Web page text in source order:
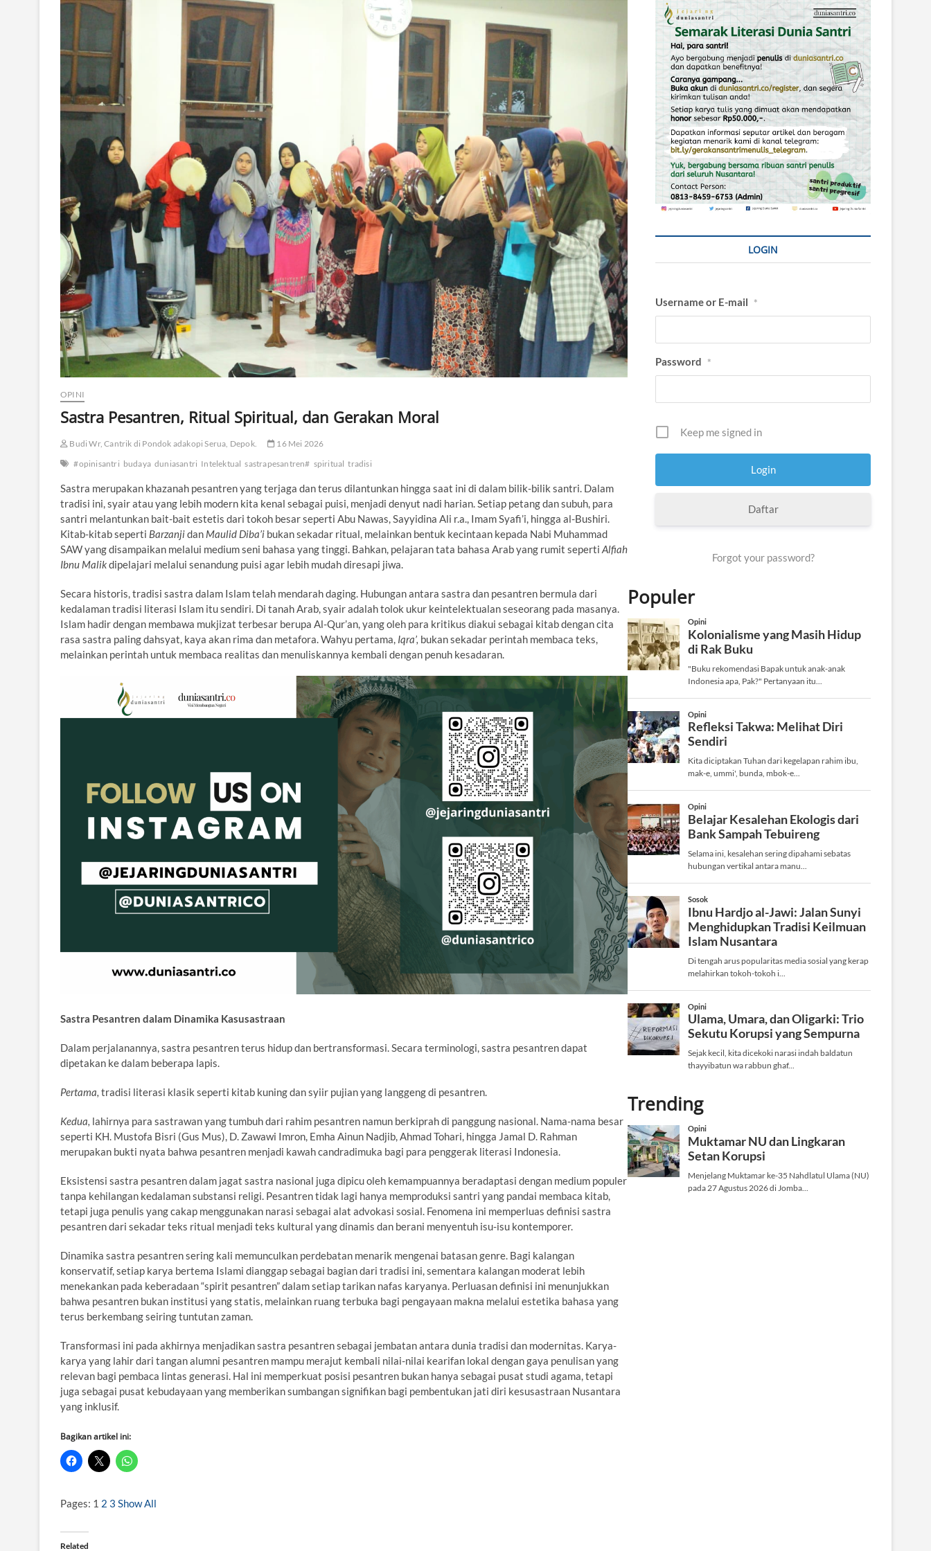
OPINI
Sastra Pesantren, Ritual Spiritual, dan Gerakan Moral
Budi Wr, Cantrik di Pondok adakopi Serua, Depok.
16 Mei 2026
#opinisantri budaya duniasantri Intelektual sastrapesantren# spiritual tradisi
Sastra merupakan khazanah pesantren yang terjaga dan terus dilantunkan hingga saat ini di dalam bilik-bilik santri. Dalam
tradisi ini, syair atau yang lebih modern kita kenal sebagai puisi, menjadi denyut nadi harian. Setiap petang dan subuh, para
santri melantunkan bait-bait estetis dari tokoh besar seperti Abu Nawas, Sayyidina Ali r.a., Imam Syafi’i, hingga al-Bushiri.
Kitab-kitab seperti Barzanjidan Maulid Diba’i bukan sekadar ritual, melainkan bentuk kecintaan kepada Nabi Muhammad
SAW yang disampaikan melalui medium seni bahasa yang tinggi. Bahkan, pelajaran tata bahasa Arab yang rumit seperti Alfiah
Ibnu Malikdipelajari melalui senandung puisi agar lebih mudah diresapi jiwa.
Secara historis, tradisi sastra dalam Islam telah mendarah daging. Hubungan antara sastra dan pesantren bermula dari
kedalaman tradisi literasi Islam itu sendiri. Di tanah Arab, syair adalah tolok ukur keintelektualan seseorang pada masanya.
Islam hadir dengan membawa mukjizat terbesar berupa Al-Qur’an, yang oleh para kritikus diakui sebagai kitab dengan cita
rasa sastra paling dahsyat, kaya akan rima dan metafora. Wahyu pertama, Iqra’, bukan sekadar perintah membaca teks,
melainkan perintah untuk membaca realitas dan menuliskannya kembali dengan penuh kesadaran.
Sastra Pesantren dalam Dinamika Kasusastraan
Dalam perjalanannya, sastra pesantren terus hidup dan bertransformasi. Secara terminologi, sastra pesantren dapat
dipetakan ke dalam beberapa lapis.
Pertama, tradisi literasi klasik seperti kitab kuning dan syiir pujian yang langgeng di pesantren.
Kedua, lahirnya para sastrawan yang tumbuh dari rahim pesantren namun berkiprah di panggung nasional. Nama-nama besar
seperti KH. Mustofa Bisri (Gus Mus), D. Zawawi Imron, Emha Ainun Nadjib, Ahmad Tohari, hingga Jamal D. Rahman
merupakan bukti nyata bahwa pesantren menjadi kawah candradimuka bagi para penggerak literasi Indonesia.
Eksistensi sastra pesantren dalam jagat sastra nasional juga dipicu oleh kemampuannya beradaptasi dengan medium populer
tanpa kehilangan kedalaman substansi religi. Pesantren tidak lagi hanya memproduksi santri yang pandai membaca kitab,
tetapi juga penulis yang cakap menggunakan narasi sebagai alat advokasi sosial. Fenomena ini memperluas definisi sastra
pesantren dari sekadar teks ritual menjadi teks kultural yang dinamis dan berani menyentuh isu-isu kontemporer.
Dinamika sastra pesantren sering kali memunculkan perdebatan menarik mengenai batasan genre. Bagi kalangan
konservatif, setiap karya bertema Islami dianggap sebagai bagian dari tradisi ini, sementara kalangan moderat lebih
menekankan pada keberadaan “spirit pesantren” dalam setiap tarikan nafas karyanya. Perluasan definisi ini menunjukkan
bahwa pesantren bukan institusi yang statis, melainkan ruang terbuka bagi pengayaan makna melalui estetika bahasa yang
terus berkembang seiring tuntutan zaman.
Transformasi ini pada akhirnya menjadikan sastra pesantren sebagai jembatan antara dunia tradisi dan modernitas. Karya-
karya yang lahir dari tangan alumni pesantren mampu merajut kembali nilai-nilai kearifan lokal dengan gaya penulisan yang
relevan bagi pembaca lintas generasi. Hal ini memperkuat posisi pesantren bukan hanya sebagai pusat studi agama, tetapi
juga sebagai pusat kebudayaan yang memberikan sumbangan signifikan bagi pembentukan jati diri kesusastraan Nusantara
yang inklusif.
Bagikan artikel ini:
Pages: 1 2 3 Show All
Related
LOGIN
Username or E-mail *
Password *
Keep me signed in
Daftar
Forgot your password?
Populer
Trending